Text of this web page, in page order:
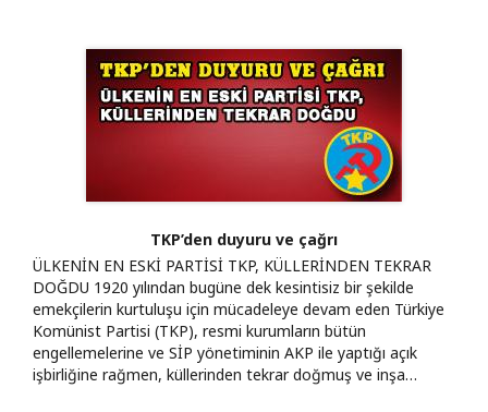
TKP’den duyuru ve çağrı
ÜLKENİN EN ESKİ PARTİSİ TKP, KÜLLERİNDEN TEKRAR
DOĞDU 1920 yılından bugüne dek kesintisiz bir şekilde
emekçilerin kurtuluşu için mücadeleye devam eden Türkiye
Komünist Partisi (TKP), resmi kurumların bütün
engellemelerine ve SİP yönetiminin AKP ile yaptığı açık
işbirliğine rağmen, küllerinden tekrar doğmuş ve inşa…